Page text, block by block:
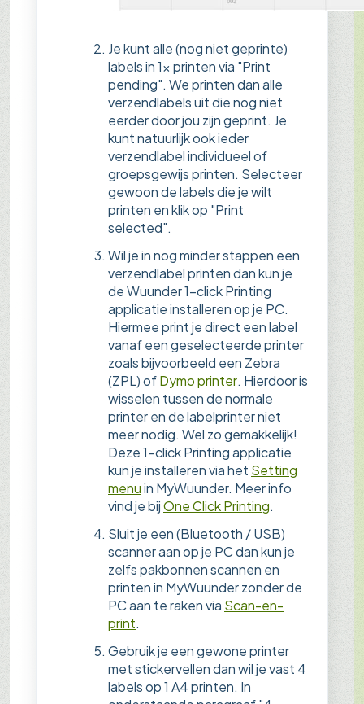
Je kunt alle (nog niet geprinte)
labels in 1x printen via "Print
pending". We printen dan alle
verzendlabels uit die nog niet
eerder door jou zijn geprint. Je
kunt natuurlijk ook ieder
verzendlabel individueel of
groepsgewijs printen. Selecteer
gewoon de labels die je wilt
printen en klik op "Print
selected".
Wil je in nog minder stappen een
verzendlabel printen dan kun je
de Wuunder 1-click Printing
applicatie installeren op je PC.
Hiermee print je direct een label
vanaf een geselecteerde printer
zoals bijvoorbeeld een Zebra
(ZPL) ofDymo printer. Hierdoor is
wisselen tussen de normale
printer en de labelprinter niet
meer nodig. Wel zo gemakkelijk!
Deze 1-click Printing applicatie
kun je installeren via het Setting
menuin MyWuunder. Meer info
vind je bijOne Click Printing.
Sluit je een (Bluetooth / USB)
scanner aan op je PC dan kun je
zelfs pakbonnen scannen en
printen in MyWuunder zonder de
PC aan te raken via Scan-en-
print.
Gebruik je een gewone printer
met stickervellen dan wil je vast 4
labels op 1 A4 printen. In